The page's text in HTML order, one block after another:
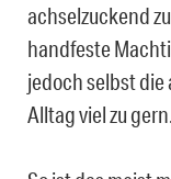
achselzuckend
handfeste
jedoch selbst die
Alltag viel zu gern.